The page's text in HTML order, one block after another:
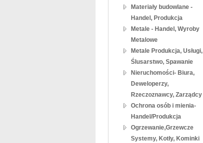
Materiały budowlane -
Handel, Produkcja
Metale - Handel, Wyroby
Metalowe
Metale Produkcja, Usługi,
Ślusarstwo, Spawanie
Nieruchomości- Biura,
Deweloperzy,
Rzeczoznawcy, Zarządcy
Ochrona osób i mienia-
Handel/Produkcja
Ogrzewanie,Grzewcze
Systemy, Kotły, Kominki